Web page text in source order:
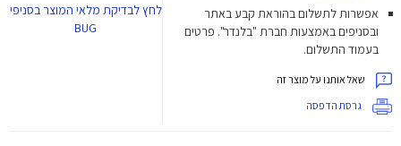
אפשרות לתשלום בהוראת קבע באתר
ובסניפים באמצעות חברת "בלנדר". פרטים
בעמוד התשלום.
שאל אותנו על מוצר זה
גרסת הדפסה
לחץלבדיקת מלאי המוצר בסניפי
BUG